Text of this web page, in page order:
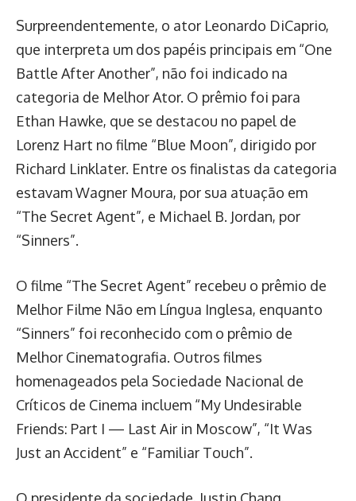
Surpreendentemente, o ator Leonardo DiCaprio,
que interpreta um dos papéis principais em “One
Battle After Another”, não foi indicado na
categoria de Melhor Ator. O prêmio foi para
Ethan Hawke, que se destacou no papel de
Lorenz Hart no filme “Blue Moon”, dirigido por
Richard Linklater. Entre os finalistas da categoria
estavam Wagner Moura, por sua atuação em
“The Secret Agent”, e Michael B. Jordan, por
“Sinners”.
O filme “The Secret Agent” recebeu o prêmio de
Melhor Filme Não em Língua Inglesa, enquanto
“Sinners” foi reconhecido com o prêmio de
Melhor Cinematografia. Outros filmes
homenageados pela Sociedade Nacional de
Críticos de Cinema incluem “My Undesirable
Friends: Part I — Last Air in Moscow”, “It Was
Just an Accident” e “Familiar Touch”.